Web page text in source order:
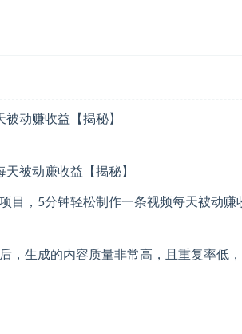
动赚收益【揭秘】
，5分钟轻松制作一条视频每天被动赚
，生成的内容质量非常高，且重复率低